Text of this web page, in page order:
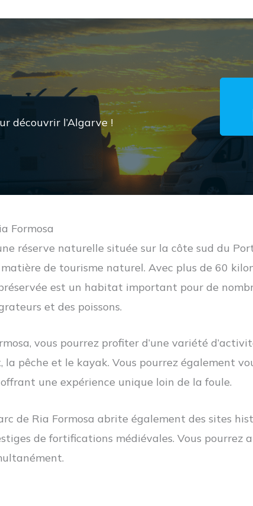
découvrir l’Algarve !
Formosa
réserve naturelle située sur la côte sud du
de tourisme naturel. Avec plus de 60
est un habitat important pour de
et des poissons.
vous pourrez profiter d’une variété
la pêche et le kayak. Vous pourrez également
une expérience unique loin de la foule.
de Ria Formosa abrite également des sites
de fortifications médiévales. Vous